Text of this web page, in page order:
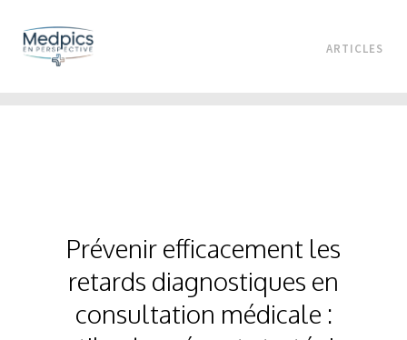
ARTICLES
Prévenir efficacement les
retards diagnostiques en
consultation médicale :